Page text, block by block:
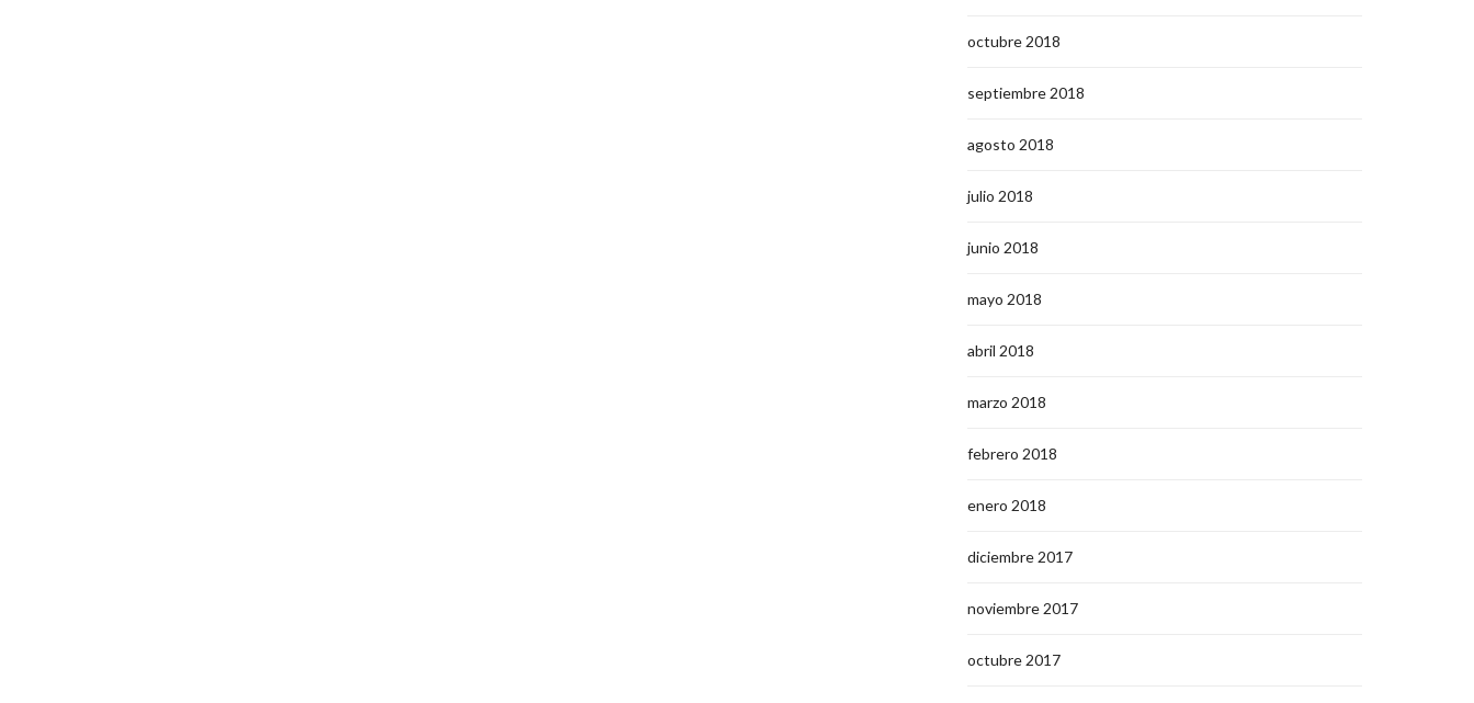
octubre 2018
septiembre 2018
agosto 2018
julio 2018
junio 2018
mayo 2018
abril 2018
marzo 2018
febrero 2018
enero 2018
diciembre 2017
noviembre 2017
octubre 2017